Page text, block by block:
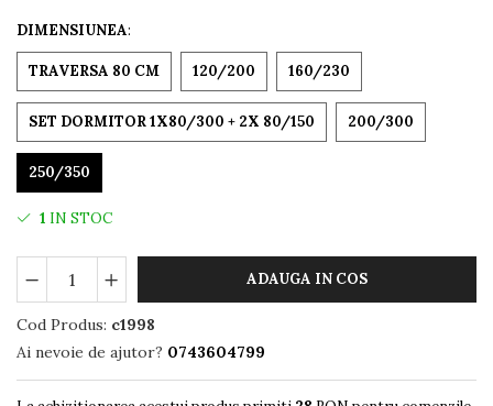
DIMENSIUNEA:
TRAVERSA 80 CM 120/200 160/230
SET DORMITOR 1X80/300 + 2X 80/150 200/300
250/350
1 IN STOC
ADAUGA IN COS
Cod Produs: c1998
Ai nevoie de ajutor? 0743604799